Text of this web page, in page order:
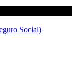
Social)